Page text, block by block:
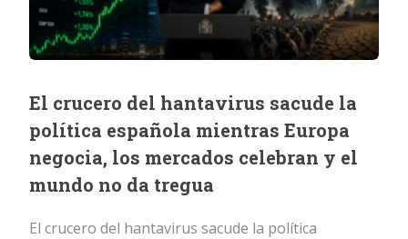
El crucero del hantavirus sacude la
política española mientras Europa
negocia, los mercados celebran y el
mundo no da tregua
El crucero del hantavirus sacude la política